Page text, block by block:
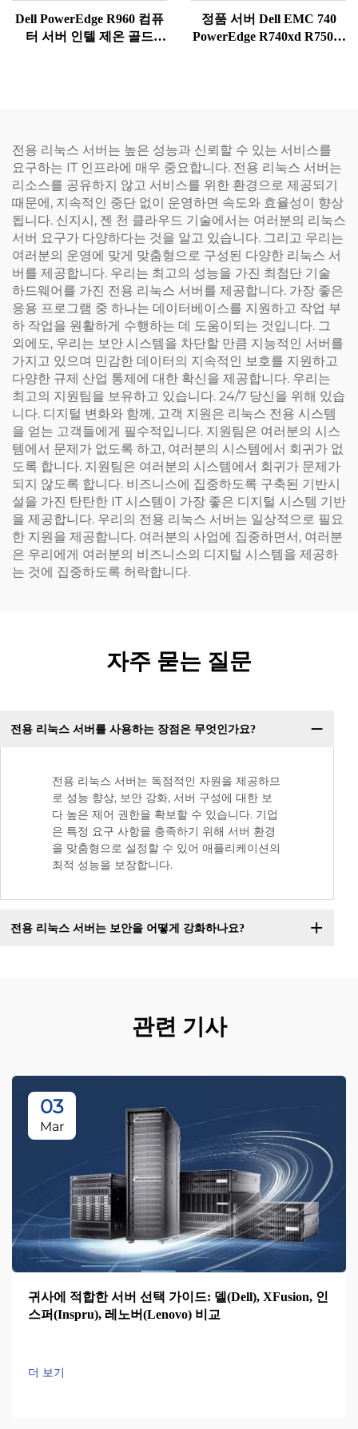
Dell PowerEdge R960 컴퓨
터 서버 인텔 제온 골드
정품 서버 Dell EMC 740
PowerEdge R740xd R750xs
전용 리눅스 서버는 높은 성능과 신뢰할 수 있는 서비스를
요구하는 IT 인프라에 매우 중요합니다. 전용 리눅스 서버는
리소스를 공유하지 않고 서비스를 위한 환경으로 제공되기
때문에, 지속적인 중단 없이 운영하면 속도와 효율성이 향상
됩니다. 신지시, 젠 천 클라우드 기술에서는 여러분의 리눅스
서버 요구가 다양하다는 것을 알고 있습니다. 그리고 우리는
여러분의 운영에 맞게 맞춤형으로 구성된 다양한 리눅스 서
버를 제공합니다. 우리는 최고의 성능을 가진 최첨단 기술
하드웨어를 가진 전용 리눅스 서버를 제공합니다. 가장 좋은
응용 프로그램 중 하나는 데이터베이스를 지원하고 작업 부
하 작업을 원활하게 수행하는 데 도움이되는 것입니다. 그
외에도, 우리는 보안 시스템을 차단할 만큼 지능적인 서버를
가지고 있으며 민감한 데이터의 지속적인 보호를 지원하고
다양한 규제 산업 통제에 대한 확신을 제공합니다. 우리는
최고의 지원팀을 보유하고 있습니다. 24/7 당신을 위해 있습
니다. 디지털 변화와 함께, 고객 지원은 리눅스 전용 시스템
을 얻는 고객들에게 필수적입니다. 지원팀은 여러분의 시스
템에서 문제가 없도록 하고, 여러분의 시스템에서 회귀가 없
도록 합니다. 지원팀은 여러분의 시스템에서 회귀가 문제가
되지 않도록 합니다. 비즈니스에 집중하도록 구축된 기반시
설을 가진 탄탄한 IT 시스템이 가장 좋은 디지털 시스템 기반
을 제공합니다. 우리의 전용 리눅스 서버는 일상적으로 필요
한 지원을 제공합니다. 여러분의 사업에 집중하면서, 여러분
은 우리에게 여러분의 비즈니스의 디지털 시스템을 제공하
는 것에 집중하도록 허락합니다.
자주 묻는 질문
전용 리눅스 서버를 사용하는 장점은 무엇인가요?
전용 리눅스 서버는 독점적인 자원을 제공하므
로 성능 향상, 보안 강화, 서버 구성에 대한 보
다 높은 제어 권한을 확보할 수 있습니다. 기업
은 특정 요구 사항을 충족하기 위해 서버 환경
을 맞춤형으로 설정할 수 있어 애플리케이션의
최적 성능을 보장합니다.
전용 리눅스 서버는 보안을 어떻게 강화하나요?
관련 기사
03
Mar
귀사에 적합한 서버 선택 가이드: 델(Dell), XFusion, 인
스퍼(Inspru), 레노버(Lenovo) 비교
더 보기